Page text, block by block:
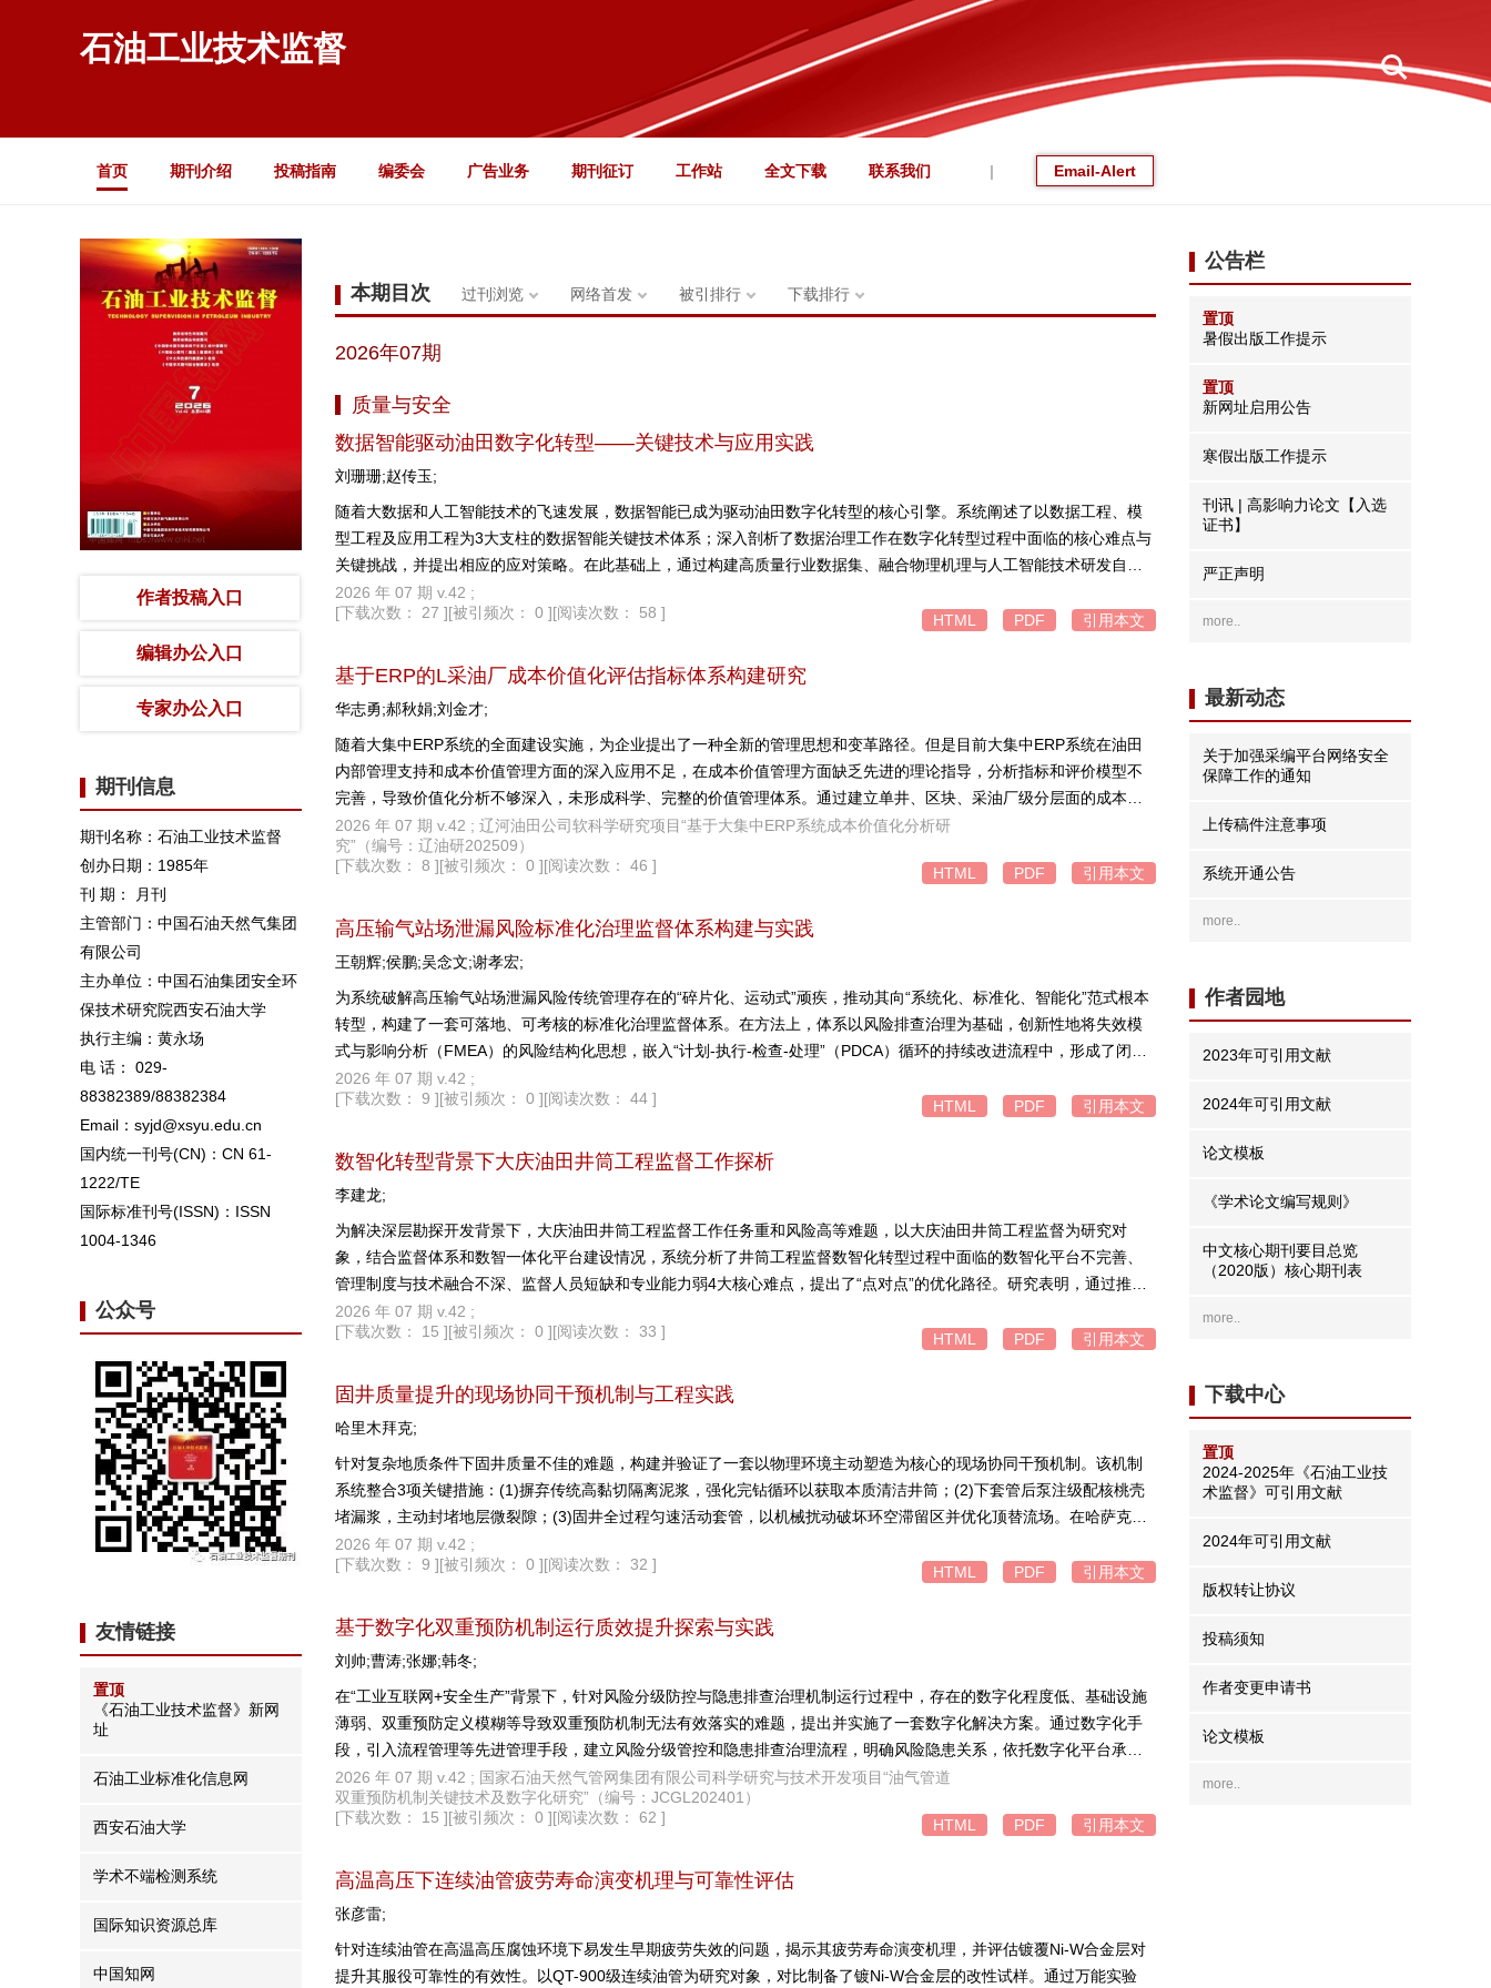
石油工业技术监督
首页 期刊介绍 投稿指南 编委会 广告业务 期刊征订 工作站 全文下载 联系我们 | Email-Alert
作者投稿入口
编辑办公入口
专家办公入口
期刊信息
期刊名称：石油工业技术监督
创办日期：1985年
刊 期： 月刊
主管部门：中国石油天然气集团
有限公司
主办单位：中国石油集团安全环
保技术研究院西安石油大学
执行主编：黄永场
电 话： 029-
88382389/88382384
Email：syjd@xsyu.edu.cn
国内统一刊号(CN)：CN 61-
1222/TE
国际标准刊号(ISSN)：ISSN
1004-1346
公众号
友情链接
置顶
《石油工业技术监督》新网
址
石油工业标准化信息网
西安石油大学
学术不端检测系统
国际知识资源总库
中国知网
本期目次 过刊浏览 网络首发 被引排行 下载排行
2026年07期
质量与安全
数据智能驱动油田数字化转型——关键技术与应用实践
刘珊珊;赵传玉;
随着大数据和人工智能技术的飞速发展，数据智能已成为驱动油田数字化转型的核心引擎。系统阐述了以数据工程、模
型工程及应用工程为3大支柱的数据智能关键技术体系；深入剖析了数据治理工作在数字化转型过程中面临的核心难点与
关键挑战，并提出相应的应对策略。在此基础上，通过构建高质量行业数据集、融合物理机理与人工智能技术研发自主
可控的多模态、多尺寸模型，以及构建勘探开发全链条业务智能化应用场景，赋能企业高质量发展的实践方案，可为油
田企业提供理论指导与实践参考。
2026 年 07 期 v.42 ;
[下载次数： 27 ][被引频次： 0 ][阅读次数： 58 ] HTML PDF 引用本文
基于ERP的L采油厂成本价值化评估指标体系构建研究
华志勇;郝秋娟;刘金才;
随着大集中ERP系统的全面建设实施，为企业提出了一种全新的管理思想和变革路径。但是目前大集中ERP系统在油田
内部管理支持和成本价值管理方面的深入应用不足，在成本价值管理方面缺乏先进的理论指导，分析指标和评价模型不
完善，导致价值化分析不够深入，未形成科学、完整的价值管理体系。通过建立单井、区块、采油厂级分层面的成本价
值化评估指标体系，根据评估结果，针对不同层面的成本管控对象进行成本价值化评估，有助于采油厂确定生产经营决
策、开发优化方案，进行成本精细化管控以及绩效考核和管理对标。
2026 年 07 期 v.42 ; 辽河油田公司软科学研究项目“基于大集中ERP系统成本价值化分析研
究”（编号：辽油研202509）
[下载次数： 8 ][被引频次： 0 ][阅读次数： 46 ] HTML PDF 引用本文
高压输气站场泄漏风险标准化治理监督体系构建与实践
王朝辉;侯鹏;吴念文;谢孝宏;
为系统破解高压输气站场泄漏风险传统管理存在的“碎片化、运动式”顽疾，推动其向“系统化、标准化、智能化”范式根本
转型，构建了一套可落地、可考核的标准化治理监督体系。在方法上，体系以风险排查治理为基础，创新性地将失效模
式与影响分析（FMEA）的风险结构化思想，嵌入“计划-执行-检查-处理”（PDCA）循环的持续改进流程中，形成了闭环
管理机制；在架构上，体系的核心构成包括：建立了覆盖工艺设备、仪表控制、电气防爆及结构环境4大风险类别的标准
化监督内容框架，明确了监督靶向；提出了贯通“设计源头-过程控制-应急准备”全链条的“穿透式”监督机制，该机制作为
体系通过开发标准化电子排查清单、融合激光甲烷云台与智能巡检等数字化工具，将抽象标准转化为可操作、可验证的
具体行动。初步应用表明，该体系能有效驱动风险管理从“被动应对”向“主动预防、过程受控”转变，为提升站场本质安全
2026 年 07 期 v.42 ;
[下载次数： 9 ][被引频次： 0 ][阅读次数： 44 ] HTML PDF 引用本文
数智化转型背景下大庆油田井筒工程监督工作探析
李建龙;
为解决深层勘探开发背景下，大庆油田井筒工程监督工作任务重和风险高等难题，以大庆油田井筒工程监督为研究对
象，结合监督体系和数智一体化平台建设情况，系统分析了井筒工程监督数智化转型过程中面临的数智化平台不完善、
管理制度与技术融合不深、监督人员短缺和专业能力弱4大核心难点，提出了“点对点”的优化路径。研究表明，通过推进
数智化平台迭代升级、深化制度与技术融合、补齐监督人员缺口、强化能力培训等工作，构建“人防+技防”的现代化立体
监督体系是提高监督效能的关键，助力大庆油田井筒工程监督实现数智化、标准化、规范化转型，适配深层勘探开发的
2026 年 07 期 v.42 ;
[下载次数： 15 ][被引频次： 0 ][阅读次数： 33 ] HTML PDF 引用本文
固井质量提升的现场协同干预机制与工程实践
哈里木拜克;
针对复杂地质条件下固井质量不佳的难题，构建并验证了一套以物理环境主动塑造为核心的现场协同干预机制。该机制
系统整合3项关键措施：(1)摒弃传统高黏切隔离泥浆，强化完钻循环以获取本质清洁井筒；(2)下套管后泵注级配核桃壳
堵漏浆，主动封堵地层微裂隙；(3)固井全过程匀速活动套管，以机械扰动破坏环空滞留区并优化顶替流场。在哈萨克斯
坦A油田盐上浅层10口井的实践表明：固井优质段（CBL<20%）平均占比达92.5%，较区块历史常规方法（约70%）绝
对提升22.5%；层间封隔合格率达100%；单井综合成本降低约8.3万元。该机制通过“清洁-封堵-扰动”的协同闭环，系统
2026 年 07 期 v.42 ;
[下载次数： 9 ][被引频次： 0 ][阅读次数： 32 ] HTML PDF 引用本文
基于数字化双重预防机制运行质效提升探索与实践
刘帅;曹涛;张娜;韩冬;
在“工业互联网+安全生产”背景下，针对风险分级防控与隐患排查治理机制运行过程中，存在的数字化程度低、基础设施
薄弱、双重预防定义模糊等导致双重预防机制无法有效落实的难题，提出并实施了一套数字化解决方案。通过数字化手
段，引入流程管理等先进管理手段，建立风险分级管控和隐患排查治理流程，明确风险隐患关系，依托数字化平台承载
两个流程，打通数据壁垒，实现智能化预警。结果表明：在流程建设的基础上，通过数字化平台进行承载，拉通相关数
据，实现智能化预警，进一步提升双重预防机制运行质效。应用结果表明，该平台成功实现了风险隐患数据的联动与智
能化预警，形成了“流程驱动、平台承载、数据赋能”的闭环管理，切实提升了双重预防机制的运行质量与效率，为同类企
2026 年 07 期 v.42 ; 国家石油天然气管网集团有限公司科学研究与技术开发项目“油气管道
双重预防机制关键技术及数字化研究”（编号：JCGL202401）
[下载次数： 15 ][被引频次： 0 ][阅读次数： 62 ] HTML PDF 引用本文
高温高压下连续油管疲劳寿命演变机理与可靠性评估
张彦雷;
针对连续油管在高温高压腐蚀环境下易发生早期疲劳失效的问题，揭示其疲劳寿命演变机理，并评估镀覆Ni-W合金层对
提升其服役可靠性的有效性。以QT-900级连续油管为研究对象，对比制备了镀Ni-W合金层的改性试样。通过万能实验
公告栏
置顶
暑假出版工作提示
置顶
新网址启用公告
寒假出版工作提示
刊讯 | 高影响力论文【入选
证书】
严正声明
more..
最新动态
关于加强采编平台网络安全
保障工作的通知
上传稿件注意事项
系统开通公告
more..
作者园地
2023年可引用文献
2024年可引用文献
论文模板
《学术论文编写规则》
中文核心期刊要目总览
（2020版）核心期刊表
more..
下载中心
置顶
2024-2025年《石油工业技
术监督》可引用文献
2024年可引用文献
版权转让协议
投稿须知
作者变更申请书
论文模板
more..